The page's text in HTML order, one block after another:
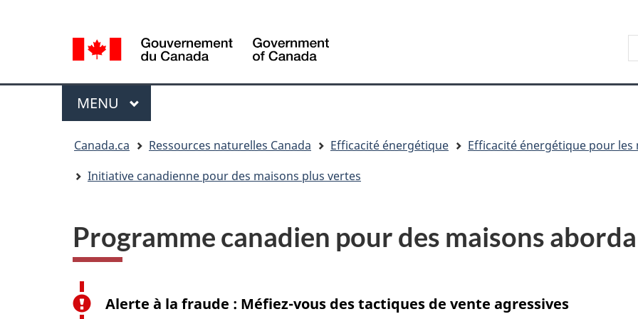
HTML
de
la
langue
selection
Menu
MENU PRINCIPAL
Canada.ca Ressources naturelles Canada Efficacité énergétique
Efficacité énergétique pour les
Initiative canadienne pour des maisons plus vertes
Programme canadien pour des maisons
Alerte à la fraude : Méfiez-vous des tactiques de vente agressives